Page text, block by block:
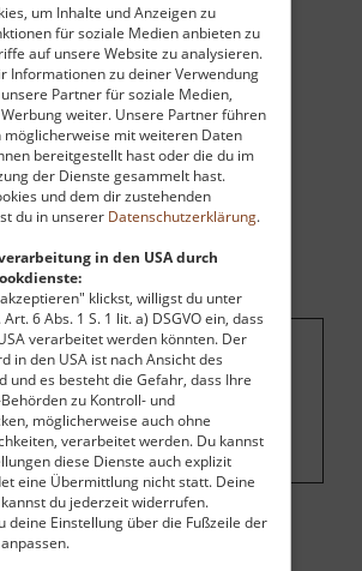
um Inhalte und Anzeigen zu
für soziale Medien anbieten zu
auf unsere Website zu analysieren.
Informationen zu deiner Verwendung
Partner für soziale Medien,
weiter. Unsere Partner führen
mit weiteren Daten
bereitgestellt hast oder die du im
der Dienste gesammelt hast.
und dem dir zustehenden
du in unserer Datenschutzerklärung.
in den USA durch
klickst, willigst du unter
6 Abs. 1 S. 1 lit. a) DSGVO ein, dass
verarbeitet werden könnten. Der
in den USA ist nach Ansicht des
und es besteht die Gefahr, dass Ihre
zu Kontroll- und
möglicherweise auch ohne
verarbeitet werden. Du kannst
diese Dienste auch explizit
eine Übermittlung nicht statt. Deine
du jederzeit widerrufen.
deine Einstellung über die Fußzeile der
Projekt zu finanzieren, wird
eingeblendet.
ändern.